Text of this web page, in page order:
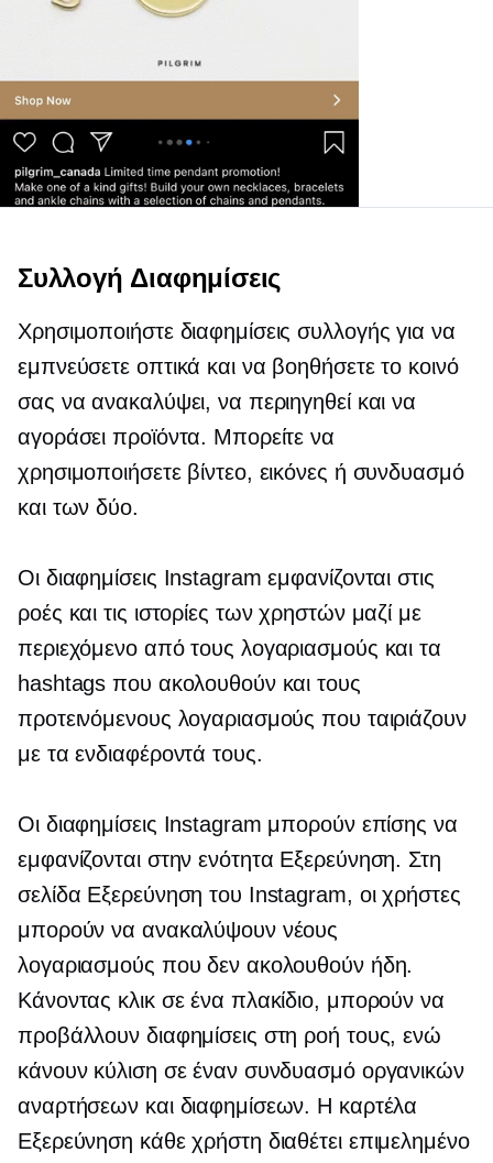
Συλλογή Διαφημίσεις
Χρησιμοποιήστε διαφημίσεις συλλογής για να
εμπνεύσετε οπτικά και να βοηθήσετε το κοινό
σας να ανακαλύψει, να περιηγηθεί και να
αγοράσει προϊόντα. Μπορείτε να
χρησιμοποιήσετε βίντεο, εικόνες ή συνδυασμό
και των δύο.
Οι διαφημίσεις Instagram εμφανίζονται στις
ροές και τις ιστορίες των χρηστών μαζί με
περιεχόμενο από τους λογαριασμούς και τα
hashtags που ακολουθούν και τους
προτεινόμενους λογαριασμούς που ταιριάζουν
με τα ενδιαφέροντά τους.
Οι διαφημίσεις Instagram μπορούν επίσης να
εμφανίζονται στην ενότητα Εξερεύνηση. Στη
σελίδα Εξερεύνηση του Instagram, οι χρήστες
μπορούν να ανακαλύψουν νέους
λογαριασμούς που δεν ακολουθούν ήδη.
Κάνοντας κλικ σε ένα πλακίδιο, μπορούν να
προβάλλουν διαφημίσεις στη ροή τους, ενώ
κάνουν κύλιση σε έναν συνδυασμό οργανικών
αναρτήσεων και διαφημίσεων. Η καρτέλα
Εξερεύνηση κάθε χρήστη διαθέτει επιμελημένο